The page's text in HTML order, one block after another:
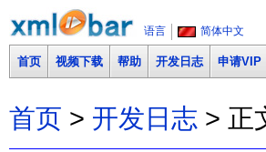
语言 简体中文
首页 视频下载 帮助 开发日志 申请VIP
首页 > 开发日志 > 正